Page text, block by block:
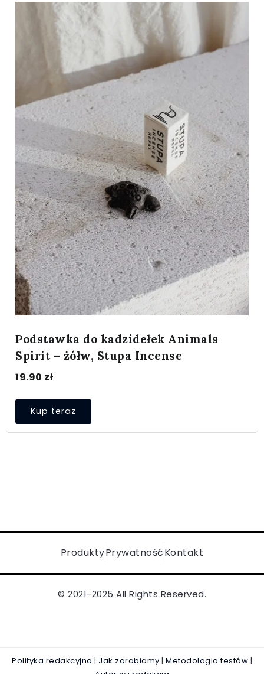
Podstawka do kadzidełek Animals
Spirit – żółw, Stupa Incense
19.90 zł
Kup teraz
ProduktyPrywatnośćKontakt
© 2021-2025 All Rights Reserved.
Polityka redakcyjna | Jak zarabiamy | Metodologia testów |